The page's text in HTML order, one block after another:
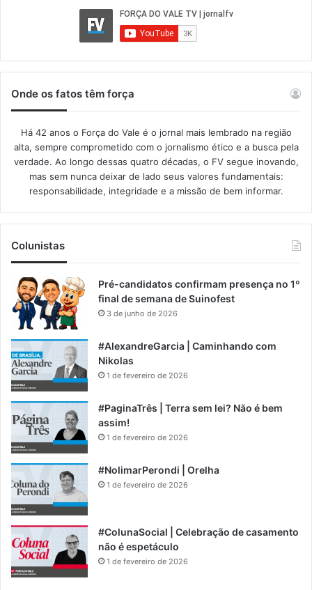
Onde os fatos têm força
Há 42 anos o Força do Vale é o jornal mais lembrado na região
alta, sempre comprometido com o jornalismo ético e a busca pela
verdade. Ao longo dessas quatro décadas, o FV segue inovando,
mas sem nunca deixar de lado seus valores fundamentais:
responsabilidade, integridade e a missão de bem informar.​
Colunistas
Pré-candidatos confirmam presença no 1º
final de semana de Suinofest
3 de junho de 2026
#AlexandreGarcia | Caminhando com
Nikolas
1 de fevereiro de 2026
#PaginaTrês | Terra sem lei? Não é bem
assim!
1 de fevereiro de 2026
#NolimarPerondi | Orelha
1 de fevereiro de 2026
#ColunaSocial | Celebração de casamento
não é espetáculo
1 de fevereiro de 2026